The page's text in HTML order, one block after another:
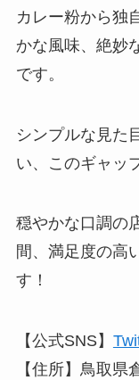
カレー粉から独
かな風味、絶妙
です。
シンプルな見た
い、このギャッ
穏やかな口調の
間、満足度の高
す！
【公式SNS】
【住所】鳥取県